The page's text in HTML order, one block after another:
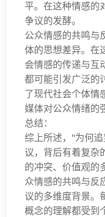
平。在这种情感的
争议的发酵。
公众情感的共鸣与
体的思想差异。在
会情感的传递与互
都可能引发广泛的
了现代社会个体情
媒体对公众情绪的
总结：
综上所述，"为何
议，背后有着复杂
的冲突、价值观的
众情感的共鸣与反
议的多维度背景。
概念的理解都受到